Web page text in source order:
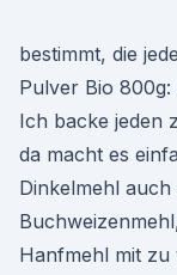
bestimmt, die
Pulver Bio
Ich backe jeden
da macht es
Dinkelmehl
Hanfmehl mit zu